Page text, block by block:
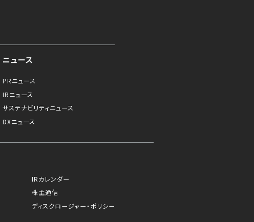
ニュース
PRニュース
IRニュース
サステナビリティニュース
DXニュース
IRカレンダー
株主通信
ディスクロージャー・ポリシー